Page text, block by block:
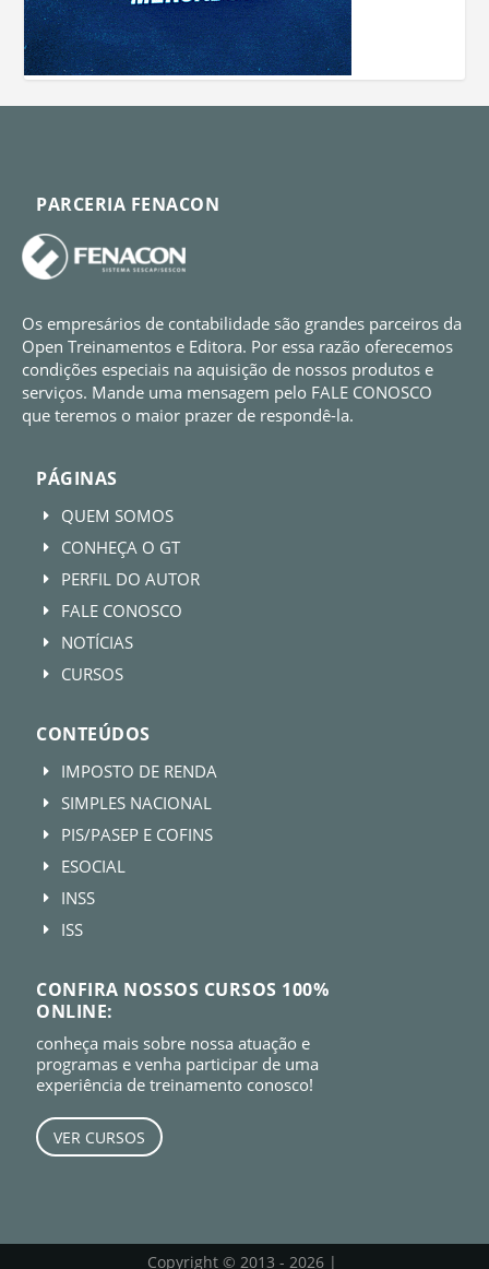
PARCERIA FENACON
Os empresários de contabilidade são grandes parceiros da
Open Treinamentos e Editora. Por essa razão oferecemos
condições especiais na aquisição de nossos produtos e
serviços. Mande uma mensagem pelo FALE CONOSCO
que teremos o maior prazer de respondê-la.
PÁGINAS
E QUEM SOMOS
E CONHEÇA O GT
E PERFIL DO AUTOR
E FALE CONOSCO
E NOTÍCIAS
E CURSOS
CONTEÚDOS
E IMPOSTO DE RENDA
E SIMPLES NACIONAL
E PIS/PASEP E COFINS
E ESOCIAL
E INSS
E ISS
CONFIRA NOSSOS CURSOS 100%
ONLINE:
conheça mais sobre nossa atuação e
programas e venha participar de uma
experiência de treinamento conosco!
VER CURSOS
Copyright © 2013 - 2026 |